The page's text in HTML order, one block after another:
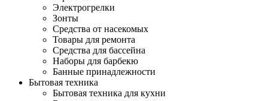
Электрогрелки
Зонты
Средства от насекомых
Товары для ремонта
Средства для бассейна
Наборы для барбекю
Банные принадлежности
Бытовая техника
Бытовая техника для кухни